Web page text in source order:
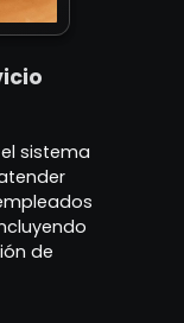
sistema
de